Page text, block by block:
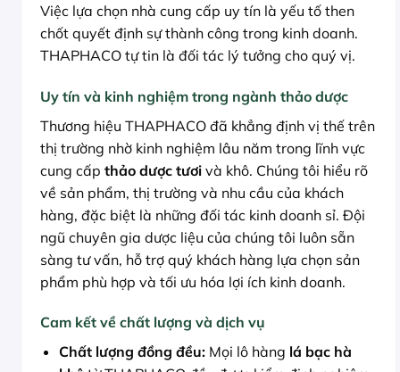
Việc lựa chọn nhà cung cấp uy tín là yếu tố then
chốt quyết định sự thành công trong kinh doanh.
THAPHACO tự tin là đối tác lý tưởng cho quý vị.
Uy tín và kinh nghiệm trong ngành thảo dược
Thương hiệu THAPHACO đã khẳng định vị thế trên
thị trường nhờ kinh nghiệm lâu năm trong lĩnh vực
cung cấp thảo dược tươi và khô. Chúng tôi hiểu rõ
về sản phẩm, thị trường và nhu cầu của khách
hàng, đặc biệt là những đối tác kinh doanh sỉ. Đội
ngũ chuyên gia dược liệu của chúng tôi luôn sẵn
sàng tư vấn, hỗ trợ quý khách hàng lựa chọn sản
phẩm phù hợp và tối ưu hóa lợi ích kinh doanh.
Cam kết về chất lượng và dịch vụ
Chất lượng đồng đều:Mọi lô hàng lá bạc hà